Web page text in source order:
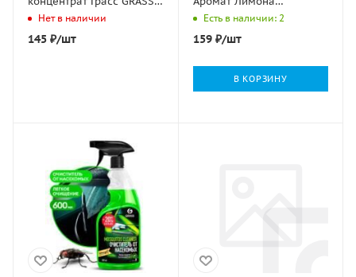
1/8Нет в наличии
145 ₽/шт
Автомастер Сибиар 1/24
Есть в наличии: 2
159₽/шт
В КОРЗИНУ